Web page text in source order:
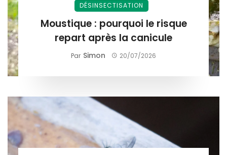
DÉSINSECTISATION
Moustique : pourquoi le risque
repart après la canicule
Par Simon 20/07/2026